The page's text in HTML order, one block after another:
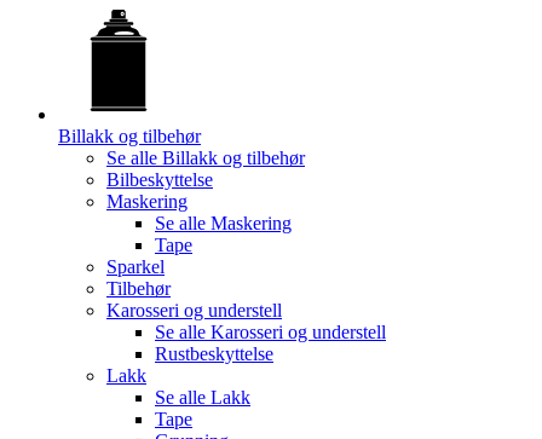
Billakk og tilbehør
Se alle Billakk og tilbehør
Bilbeskyttelse
Maskering
Se alle Maskering
Tape
Sparkel
Tilbehør
Karosseri og understell
Se alle Karosseri og understell
Rustbeskyttelse
Lakk
Se alle Lakk
Tape